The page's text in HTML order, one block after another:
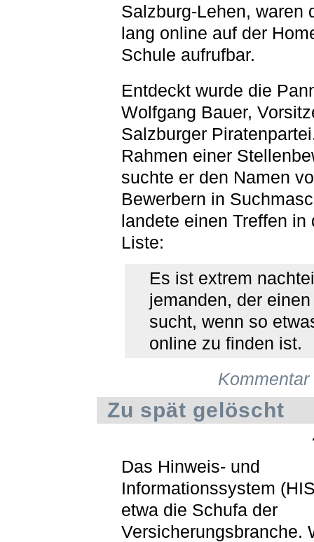
Salzburg-Lehen, waren
lang online auf der
Schule aufrufbar.
Entdeckt wurde die
Wolfgang Bauer,
Salzburger
Rahmen einer
suchte er den Namen
Bewerbern in
landete einen Treffen in
Liste:
Es ist extrem
jemanden, der
sucht, wenn so
online zu finden ist.
Zu spät gelöscht
Das Hinweis- und
Informationssystem
etwa die Schufa der
Versicherungsbranche.